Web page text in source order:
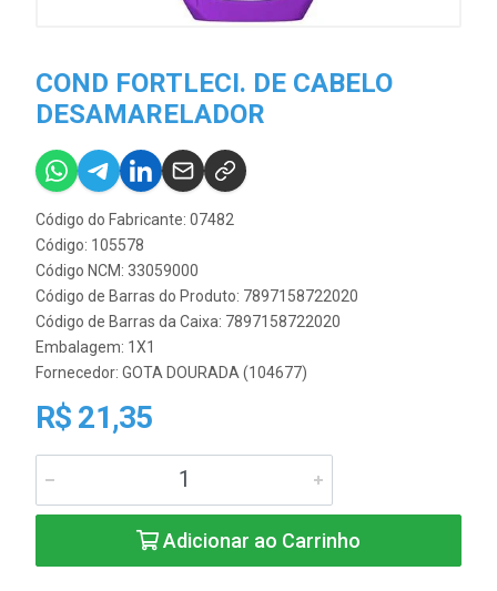
COND FORTLECI. DE CABELO
DESAMARELADOR
Código do Fabricante: 07482
Código: 105578
Código NCM: 33059000
Código de Barras do Produto: 7897158722020
Código de Barras da Caixa: 7897158722020
Embalagem: 1X1
Fornecedor: GOTA DOURADA (104677)
R$ 21,35
Adicionar ao Carrinho